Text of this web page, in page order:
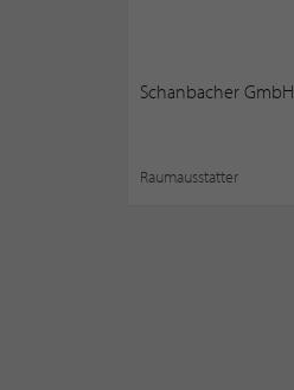
Schanbacher GmbH
Raumausstatter